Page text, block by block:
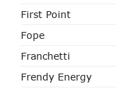
First Point
Fope
Franchetti
Frendy Energy